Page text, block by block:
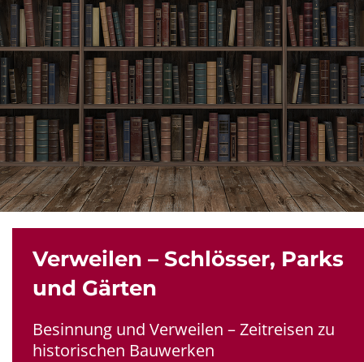
Verweilen – Schlösser, Parks
und Gärten
Besinnung und Verweilen – Zeitreisen zu
historischen Bauwerken